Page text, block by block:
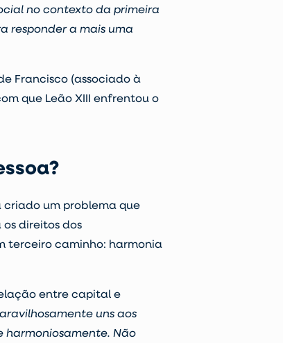
no contexto da primeira
responder a mais uma
Francisco (associado à
que Leão XIII enfrentou o
criado um problema que
direitos dos
terceiro caminho: harmonia
entre capital e
uns aos
harmoniosamente. Não